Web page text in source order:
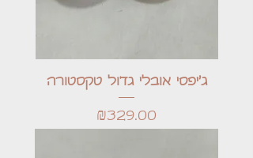
ג'יפסי אובלי גדול טקסטורה
Price
₪329.00